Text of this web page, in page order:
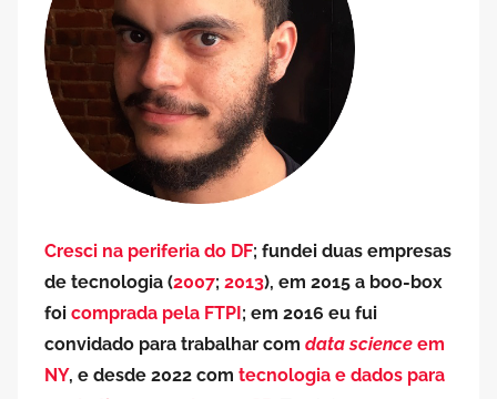
Cresci na periferia do DF; fundei duas empresas
de tecnologia (2007; 2013), em 2015 a boo-box
foi comprada pela FTPI; em 2016 eu fui
convidado para trabalhar com data science em
NY, e desde 2022 com tecnologia e dados para